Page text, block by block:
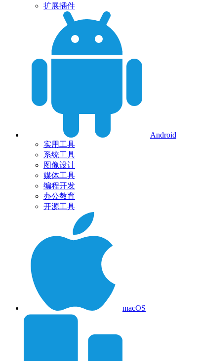
扩展插件
Android
实用工具
系统工具
图像设计
媒体工具
编程开发
办公教育
开源工具
macOS